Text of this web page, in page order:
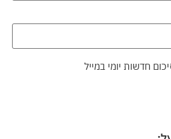
חדשות יומי במייל